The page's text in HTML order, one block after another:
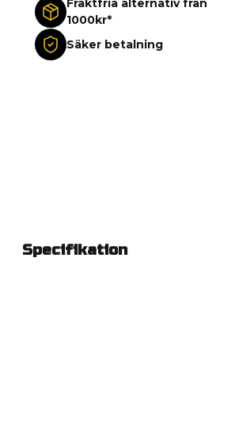
Fraktfria alternativ från
1000kr*
Säker betalning
Specifikation